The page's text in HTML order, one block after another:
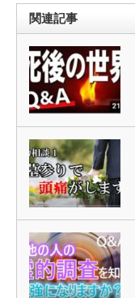
関連記事